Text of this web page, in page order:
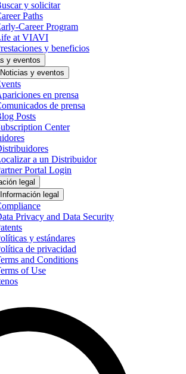
y solicitar
Paths
Career Program
at VIAVI
y beneficios
y eventos
Noticias y eventos
en prensa
de prensa
Posts
Center
a un Distribuidor
Portal Login
legal
Información legal
Privacy and Data Security
y estándares
de privacidad
and Conditions
of Use